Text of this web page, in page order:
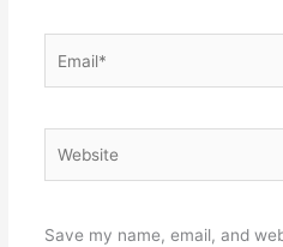
Save my name, email, and